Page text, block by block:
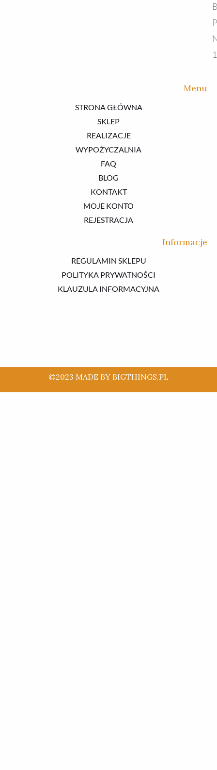
Menu
STRONA GŁÓWNA
SKLEP
REALIZACJE
WYPOŻYCZALNIA
FAQ
BLOG
KONTAKT
MOJE KONTO
REJESTRACJA
Informacje
REGULAMIN SKLEPU
POLITYKA PRYWATNOŚCI
KLAUZULA INFORMACYJNA
©2023 MADE BY BIGTHINGS.PL